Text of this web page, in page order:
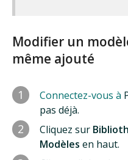
Modifier un
même ajouté
1 Connectez-vous à
pas déjà.
2 Cliquez sur
Modèles en haut.